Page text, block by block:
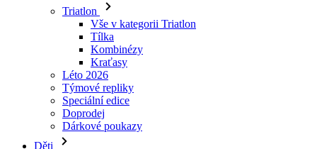
Léto 2026
Týmové repliky
Speciální edice
Doprodej
Dárkové poukazy
Děti
Vše v kategorii Děti
Cyklistika
Vše v kategorii Cyklistika